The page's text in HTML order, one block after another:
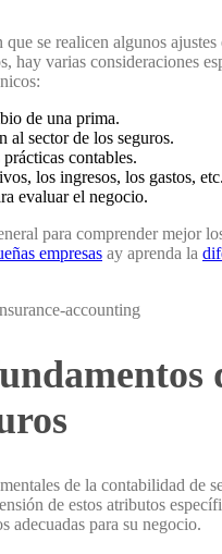
se realicen algunos
hay varias consideraciones
de una prima.
al sector de los seguros.
contables.
los ingresos, los gastos, etc.
evaluar el negocio.
para comprender mejor
empresas ay aprenda la
de la contabilidad de
de estos atributos
adecuadas para su negocio.